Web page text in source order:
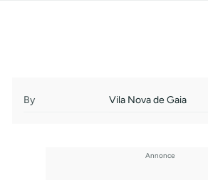
By Vila Nova de Gaia